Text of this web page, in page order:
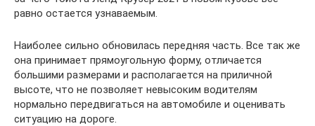
равно остается узнаваемым.
Наиболее сильно обновилась передняя часть. Все так же
она принимает прямоугольную форму, отличается
большими размерами и располагается на приличной
высоте, что не позволяет невысоким водителям
нормально передвигаться на автомобиле и оценивать
ситуацию на дороге.